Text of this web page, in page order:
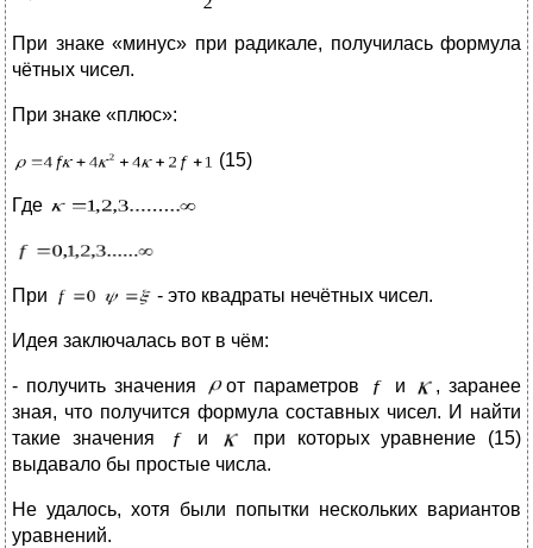
При знаке «минус» при радикале, получилась формула
чётных чисел.
При знаке «плюс»:
(15)
Где
При - это квадраты нечётных чисел.
Идея заключалась вот в чём:
- получить значения от параметров и
, заранее
зная, что получится формула составных чисел. И найти
такие значения
и
при которых уравнение (15)
выдавало бы простые числа.
Не удалось, хотя были попытки нескольких вариантов
уравнений.